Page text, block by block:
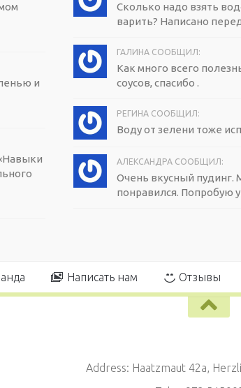
и
Сколько надо взять
варить? Написано
ГАЛИНА СООБЩИЛ:
Как много всего
соусов, спасибо .
РЕГИНА СООБЩИЛ:
Воду от зелени тоже
АЛЕКСАНДРА СООБЩИЛ:
Очень вкусный пудинг.
понравился. Попробую
Написать нам Отзывы
Address: Haatzmaut 42a,